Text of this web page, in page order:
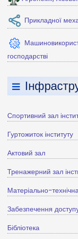
Прикладної
господарстві
Спортивний зал
Гуртожиток інституту
Актовий зал
Тренажерний зал
Матеріально-
Забезпечення
Бібліотека